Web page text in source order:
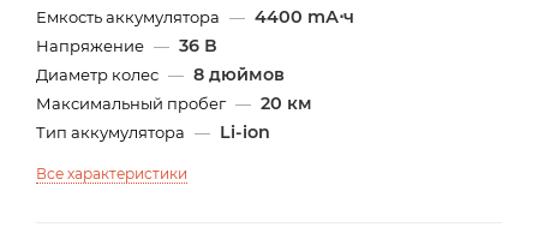
Емкость аккумулятора — 4400 mА⋅ч
Напряжение — 36 В
Диаметр колес — 8 дюймов
Максимальный пробег — 20 км
Тип аккумулятора — Li-ion
Все характеристики